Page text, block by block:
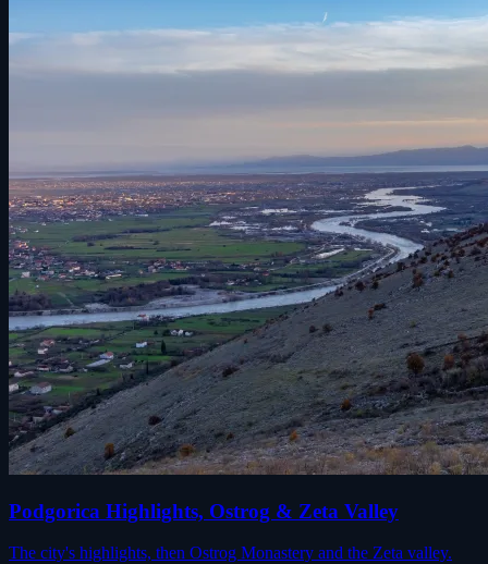
Podgorica Highlights, Ostrog & Zeta Valley
The city's highlights, then Ostrog Monastery and the Zeta valley.